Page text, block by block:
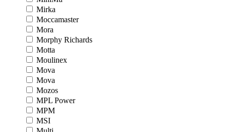
Mirka
Moccamaster
Mora
Morphy Richards
Motta
Moulinex
Mova
Mova
Mozos
MPL Power
MPM
MSI